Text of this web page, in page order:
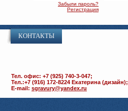
Забыли пароль?
Регистрация
КОНТАКТЫ
Тел. офис: +7 (925) 740-3-047;
Тел.:+7 (916) 172-8224 Екатерина (дизайн);
E-mail: sgravury@yandex.ru